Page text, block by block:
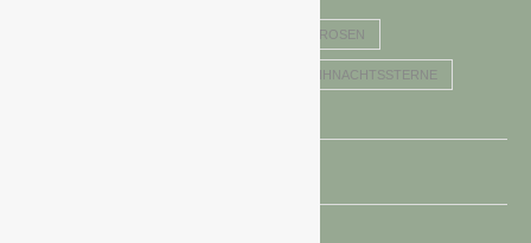
CHRISTROSEN
WEIHNACHTSSTERNE